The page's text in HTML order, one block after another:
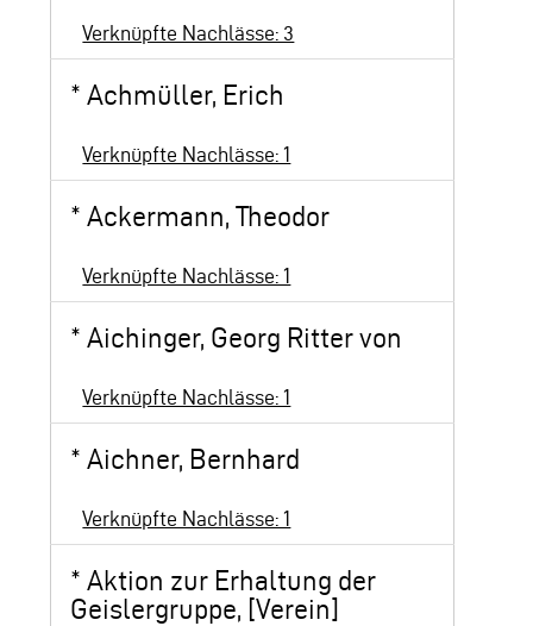
Verknüpfte Nachlässe: 3
*Achmüller, Erich
Verknüpfte Nachlässe: 1
*Ackermann, Theodor
Verknüpfte Nachlässe: 1
*Aichinger, Georg Ritter von
Verknüpfte Nachlässe: 1
*Aichner, Bernhard
Verknüpfte Nachlässe: 1
*Aktion zur Erhaltung der
Geislergruppe, [Verein]